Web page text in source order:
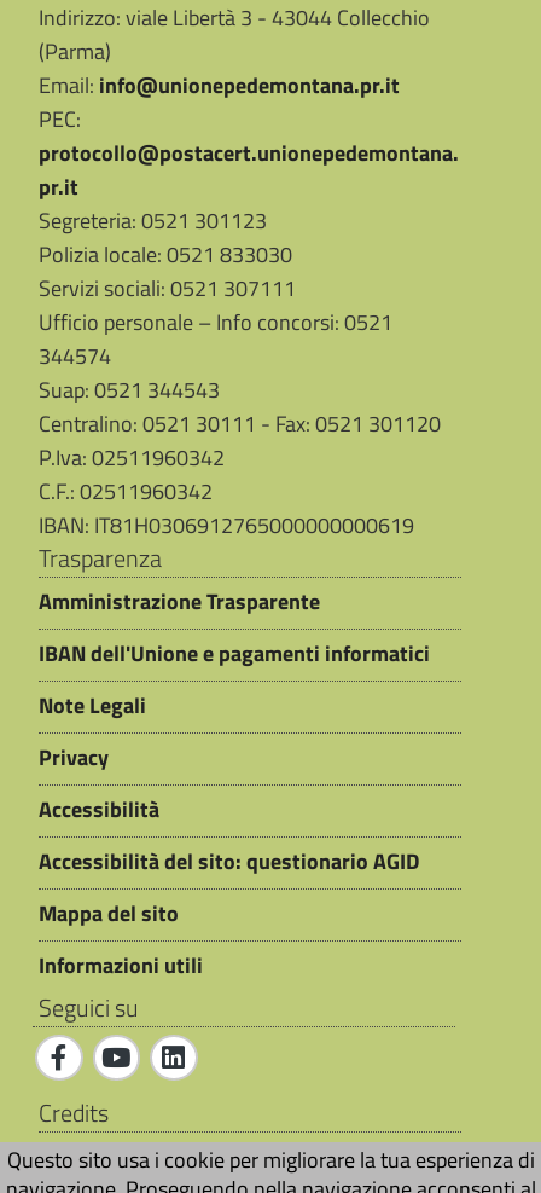
Indirizzo: viale Libertà 3 - 43044 Collecchio
(Parma)
Email: info@unionepedemontana.pr.it
PEC:
protocollo@postacert.unionepedemontana.
pr.it
Segreteria: 0521 301123
Polizia locale: 0521 833030
Servizi sociali: 0521 307111
Ufficio personale – Info concorsi: 0521
344574
Suap: 0521 344543
Centralino: 0521 30111 - Fax: 0521 301120
P.Iva: 02511960342
C.F.: 02511960342
IBAN: IT81H0306912765000000000619
Trasparenza
Amministrazione Trasparente
IBAN dell'Unione e pagamenti informatici
Note Legali
Privacy
Accessibilità
Accessibilità del sito: questionario AGID
Mappa del sito
Informazioni utili
Seguici su
Credits
Sito web realizzato daAi4Smartcity s.r.l. ©
Questo sito usa i cookie per migliorare la tua esperienza di